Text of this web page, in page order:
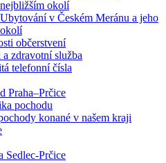
nejbližším okolí
Ubytování v Českém Meránu a jeho
okolí
občerstvení
zdravotní služba
telefonní čísla
Praha–Prčice
pochodu
konané v našem kraji
Sedlec-Prčice